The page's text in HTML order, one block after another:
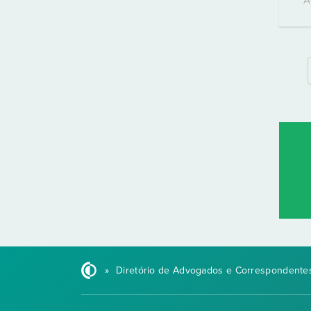
» Diretório de Advogados e